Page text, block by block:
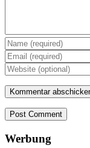
Post Comment
Werbung